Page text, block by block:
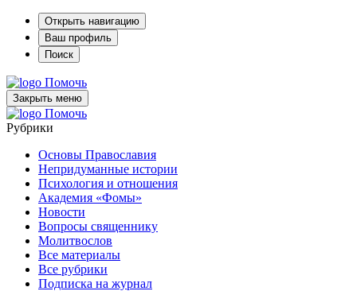
Открыть навигацию
Ваш профиль
Поиск
Помочь
Закрыть меню
Помочь
Рубрики
Основы Православия
Непридуманные истории
Психология и отношения
Академия «Фомы»
Новости
Вопросы священнику
Молитвослов
Все материалы
Все рубрики
Подписка на журнал